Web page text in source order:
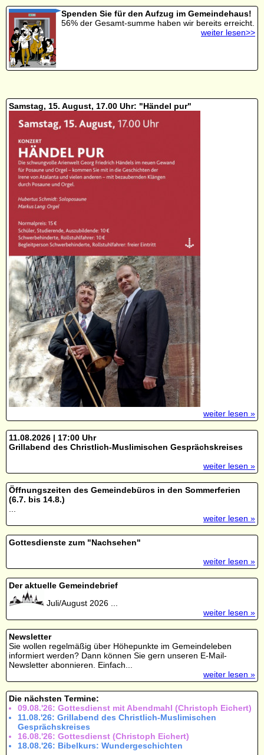
Spenden Sie für den Aufzug im Gemeindehaus!
56% der Gesamt-summe haben wir bereits erreicht.
weiter lesen>>
Samstag, 15. August, 17.00 Uhr: "Händel pur"
weiter lesen »
11.08.2026 | 17:00 Uhr
Grillabend des Christlich-Muslimischen Gesprächskreises
weiter lesen »
Öffnungszeiten des Gemeindebüros in den Sommerferien
(6.7. bis 14.8.)
weiter lesen »
Gottesdienste zum "Nachsehen"
weiter lesen »
Der aktuelle Gemeindebrief
Juli/August 2026 ...
weiter lesen »
Newsletter
Sie wollen regelmäßig über Höhepunkte im Gemeindeleben
informiert werden? Dann können Sie gern unseren E-Mail-
Newsletter abonnieren. Einfach...
weiter lesen »
Die nächsten Termine:
09.08.'26: Gottesdienst mit Abendmahl (Christoph Eichert)
11.08.'26: Grillabend des Christlich-Muslimischen
Gesprächskreises
16.08.'26: Gottesdienst (Christoph Eichert)
18.08.'26: Bibelkurs: Wundergeschichten